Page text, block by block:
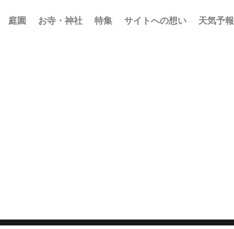
庭園 お寺・神社 特集 サイトへの想い 天気予報